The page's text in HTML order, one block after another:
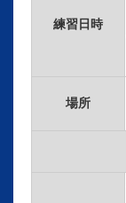
練習日時
場所